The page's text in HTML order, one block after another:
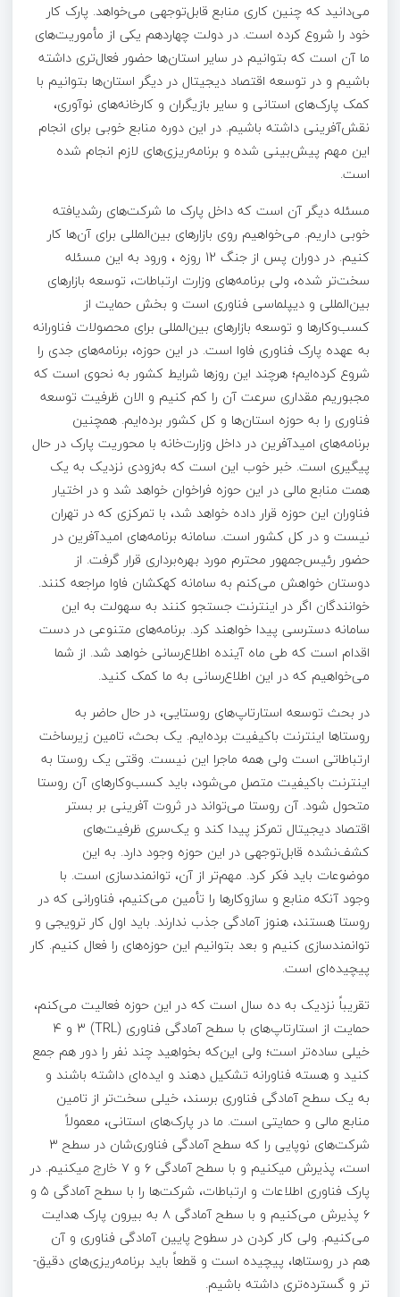
می‌دانید که چنین کاری منابع قابل‌توجهی می‌خواهد. پارک کار
خود را شروع کرده است. در دولت چهاردهم یکی از مأموریت‌های
ما آن است که بتوانیم در سایر استان‌ها حضور فعال‌تری داشته
باشیم و در توسعه اقتصاد دیجیتال در دیگر استان‌ها بتوانیم با
کمک پارک‌های استانی و سایر بازیگران و کارخانه‌های نوآوری،
نقش‌آفرینی داشته باشیم. در این دوره منابع خوبی برای انجام
این مهم پیش‌بینی شده و برنامه‌ریزی­‌های لازم انجام شده
است.
مسئله دیگر آن است که داخل پارک ما شرکت‌های رشدیافته
خوبی داریم. می‌خواهیم روی بازارهای بین‌المللی برای آن‌ها کار
کنیم. در دوران پس از جنگ 12 روزه ، ورود به این مسئله
سخت‌تر شده، ولی برنامه‌های وزارت ارتباطات، توسعه بازارهای
بین‌المللی و دیپلماسی فناوری است و بخش حمایت از
کسب‌وکارها و توسعه بازارهای بین‌المللی برای محصولات فناورانه
به عهده پارک فناوری فاوا است. در این حوزه، برنامه‌های جدی را
شروع کرده‌ایم؛ هرچند این روزها شرایط کشور به نحوی است که
مجبوریم مقداری سرعت آن را کم کنیم و الان ظرفیت توسعه
فناوری را به حوزه استان‌ها و کل کشور برده‌ایم. همچنین
برنامه‌های امیدآفرین در داخل وزارت‌خانه با محوریت پارک در حال
پیگیری است. خبر خوب این است که به‌زودی نزدیک به یک
همت منابع مالی در این حوزه فراخوان خواهد شد و در اختیار
فناوران این حوزه قرار داده خواهد شد، با تمرکزی که در تهران
نیست و در کل کشور است. سامانه‌ برنامه­‌های امیدآفرین در
حضور رئیس‌جمهور محترم مورد بهره‌برداری قرار گرفت. از
دوستان خواهش می‌کنم به سامانه کهکشان فاوا مراجعه کنند.
خوانندگان اگر در اینترنت جستجو کنند به سهولت به این
سامانه دسترسی پیدا خواهند کرد. برنامه‌های متنوعی در دست
اقدام است که طی ماه آینده اطلاع‌رسانی خواهد شد. از شما
می‌خواهیم که در این اطلاع‌رسانی به ما کمک کنید.
در بحث توسعه استارتاپ‌های روستایی، در حال حاضر به
روستاها اینترنت باکیفیت برده‌ایم. یک بحث، تامین زیرساخت
ارتباطاتی است ولی همه ماجرا این نیست. وقتی یک روستا به
اینترنت باکیفیت متصل می‌شود، باید کسب‌وکارهای آن روستا
متحول شود. آن روستا می‌تواند در ثروت آفرینی بر بستر
اقتصاد دیجیتال تمرکز پیدا کند و یک‌سری ظرفیت‌های
کشف‌نشده قابل‌توجهی در این حوزه وجود دارد. به این
موضوعات باید فکر کرد. مهم‌تر از آن، توانمندسازی است. با
وجود آنکه منابع و سازوکارها را تأمین می‌کنیم، فناورانی که در
روستا هستند، هنوز آمادگی جذب ندارند. باید اول کار ترویجی و
توانمندسازی کنیم و بعد بتوانیم این حوزه‌های را فعال کنیم. کار
پیچیده‌ای است.
تقریباً نزدیک به ده سال است که در این حوزه فعالیت می‌کنم،
حمایت از استارتاپ‌های با سطح آمادگی فناوری (TRL) ۳ و ۴
خیلی ساده‌تر است؛ ولی این‌که بخواهید چند نفر را دور هم جمع
کنید و هسته فناورانه تشکیل دهند و ایده‌ای داشته باشند و
به یک سطح آمادگی فناوری برسند، خیلی سخت‌تر از تامین
منابع مالی و حمایتی است. ما در پارک‌های استانی، معمولاً
شرکت‌های نوپایی را که سطح آمادگی فناوری‌شان در سطح ۳
است، پذیرش می­کنیم و با سطح آمادگی ۶ و ۷ خارج می­کنیم. در
پارک فناوری اطلاعات و ارتباطات، شرکت‌ها را با سطح آمادگی ۵ و
۶ پذیرش می‌کنیم و با سطح آمادگی ۸ به بیرون پارک هدایت
می‌کنیم. ولی کار کردن در سطوح پایین آمادگی فناوری و آن
هم در روستاها، پیچیده‌ است و قطعاً باید برنامه‌ریزی­‌های دقیق‌­
تر و گسترده­‌تری داشته باشیم.